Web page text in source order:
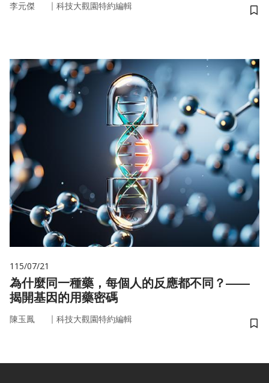
李元傑 ｜ 科技大觀園特約編輯
儲
115/07/21
為什麼同一種藥，每個人的反應都不同？——
揭開基因的用藥密碼
陳玉鳳 ｜ 科技大觀園特約編輯
儲